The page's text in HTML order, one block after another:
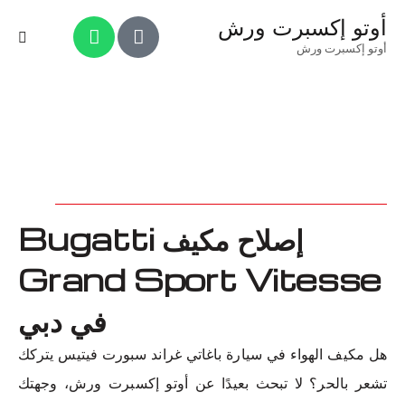
أوتو إكسبرت ورش
أوتو إكسبرت ورش
إصلاح مكيف Bugatti
Grand Sport Vitesse
في دبي
هل مكيف الهواء في سيارة باغاتي غراند سبورت فيتيس يتركك
تشعر بالحر؟ لا تبحث بعيدًا عن أوتو إكسبرت ورش، وجهتك